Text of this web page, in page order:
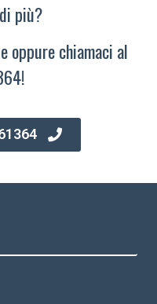
più?
oppure chiamaci al